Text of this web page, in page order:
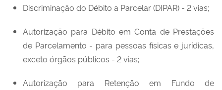
Discriminação do Débito a Parcelar (DIPAR) - 2 vias;
Autorização para Débito em Conta de Prestações
de Parcelamento - para pessoas físicas e jurídicas,
exceto órgãos públicos - 2 vias;
Autorização para Retenção em Fundo de